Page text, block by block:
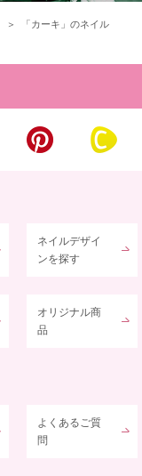
「カーキ」のネイル
ネイルデザイ
ンを探す
オリジナル商
品
よくあるご質
問